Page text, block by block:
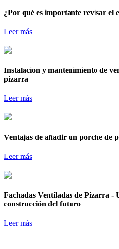
¿Por qué es importante revisar el
Leer más
Instalación y mantenimiento de
pizarra
Leer más
Ventajas de añadir un porche de
Leer más
Fachadas Ventiladas de Pizarra -
construcción del futuro
Leer más